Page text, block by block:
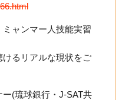
html
ャンマー人技能実習
るリアルな現状をご
ー(琉球銀行・J-SAT共